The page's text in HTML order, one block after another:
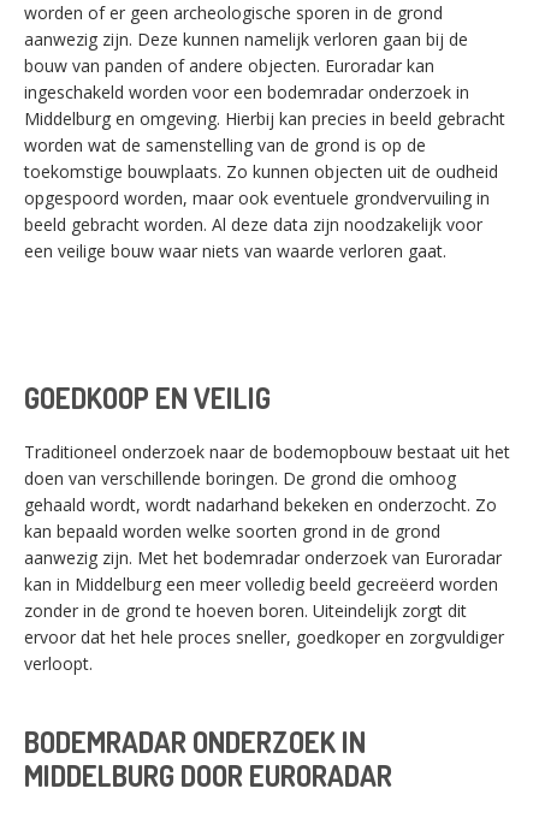
worden of er geen archeologische sporen in de grond
aanwezig zijn. Deze kunnen namelijk verloren gaan bij de
bouw van panden of andere objecten. Euroradar kan
ingeschakeld worden voor een bodemradar onderzoek in
Middelburg en omgeving. Hierbij kan precies in beeld gebracht
worden wat de samenstelling van de grond is op de
toekomstige bouwplaats. Zo kunnen objecten uit de oudheid
opgespoord worden, maar ook eventuele grondvervuiling in
beeld gebracht worden. Al deze data zijn noodzakelijk voor
een veilige bouw waar niets van waarde verloren gaat.
GOEDKOOP EN VEILIG
Traditioneel onderzoek naar de bodemopbouw bestaat uit het
doen van verschillende boringen. De grond die omhoog
gehaald wordt, wordt nadarhand bekeken en onderzocht. Zo
kan bepaald worden welke soorten grond in de grond
aanwezig zijn. Met het bodemradar onderzoek van Euroradar
kan in Middelburg een meer volledig beeld gecreëerd worden
zonder in de grond te hoeven boren. Uiteindelijk zorgt dit
ervoor dat het hele proces sneller, goedkoper en zorgvuldiger
verloopt.
BODEMRADAR ONDERZOEK IN
MIDDELBURG DOOR EURORADAR